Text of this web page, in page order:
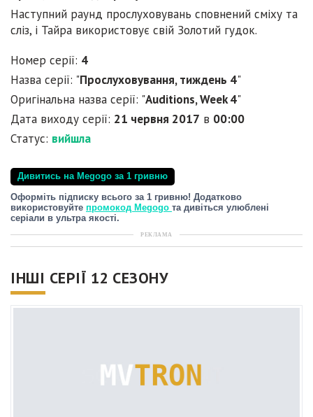
Наступний раунд прослуховувань сповнений сміху та
сліз, і Тайра використовує свій Золотий гудок.
Номер серії: 4
Назва серії: "Прослуховування, тиждень 4"
Оригінальна назва серії: "Auditions, Week 4"
Дата виходу серії: 21 червня 2017 в 00:00
Статус: вийшла
Дивитись на Megogo за 1 гривню
Оформіть підписку всього за 1 гривню! Додатково
використовуйте промокод Megogo та дивіться улюблені
серіали в ультра якості.
РЕКЛАМА
ІНШІ СЕРІЇ 12 СЕЗОНУ